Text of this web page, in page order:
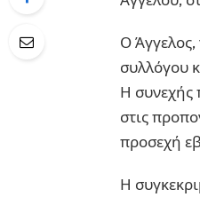
Ο Άγγελος,
συλλόγου
Η συνεχής
στις
προσεχή
Η